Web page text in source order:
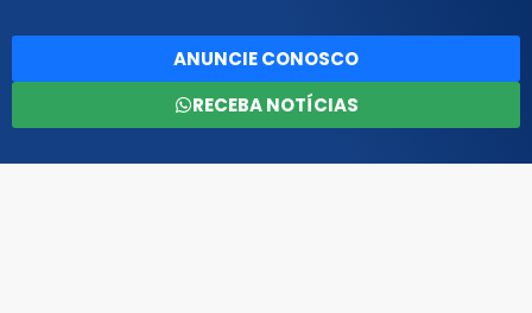
ANUNCIE CONOSCO
RECEBA NOTÍCIAS